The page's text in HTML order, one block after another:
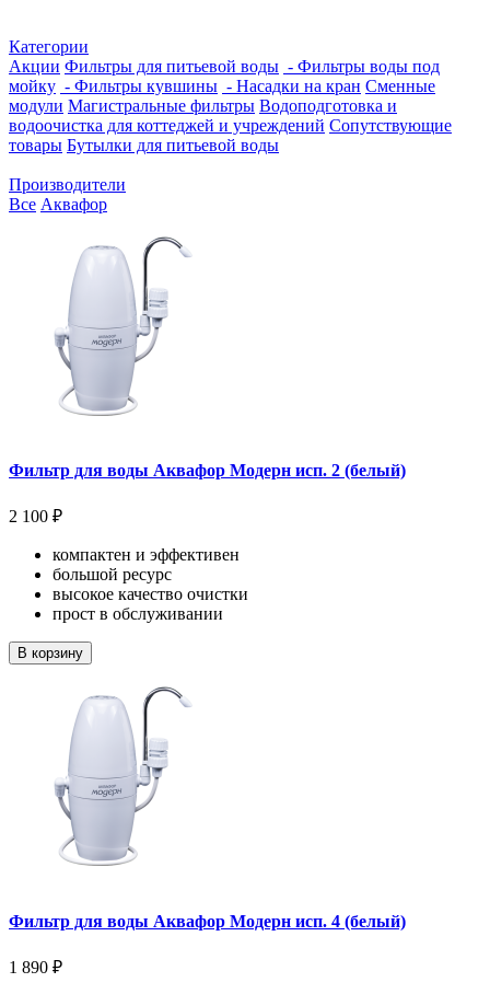
Категории
Акции Фильтры для питьевой воды - Фильтры воды под
мойку - Фильтры кувшины - Насадки на кран Сменные
модули Магистральные фильтры Водоподготовка и
водоочистка для коттеджей и учреждений Сопутствующие
товары Бутылки для питьевой воды
Производители
Все Аквафор
Фильтр для воды Аквафор Модерн исп. 2 (белый)
2 100 ₽
компактен и эффективен
большой ресурс
высокое качество очистки
прост в обслуживании
В корзину
Фильтр для воды Аквафор Модерн исп. 4 (белый)
1 890 ₽